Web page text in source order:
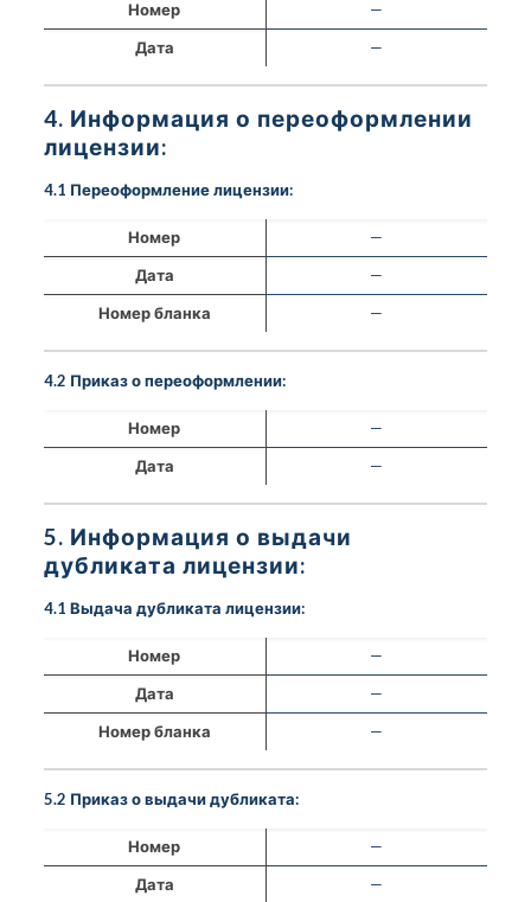
Номер
—
Дата
—
4. Информация о переоформлении
лицензии:
4.1 Переоформление лицензии:
Номер
—
Дата
—
Номер бланка
—
4.2 Приказ о переоформлении:
Номер
—
Дата
—
5. Информация о выдачи
дубликата лицензии:
4.1 Выдача дубликата лицензии:
Номер
—
Дата
—
Номер бланка
—
5.2 Приказ о выдачи дубликата:
Номер
—
Дата
—